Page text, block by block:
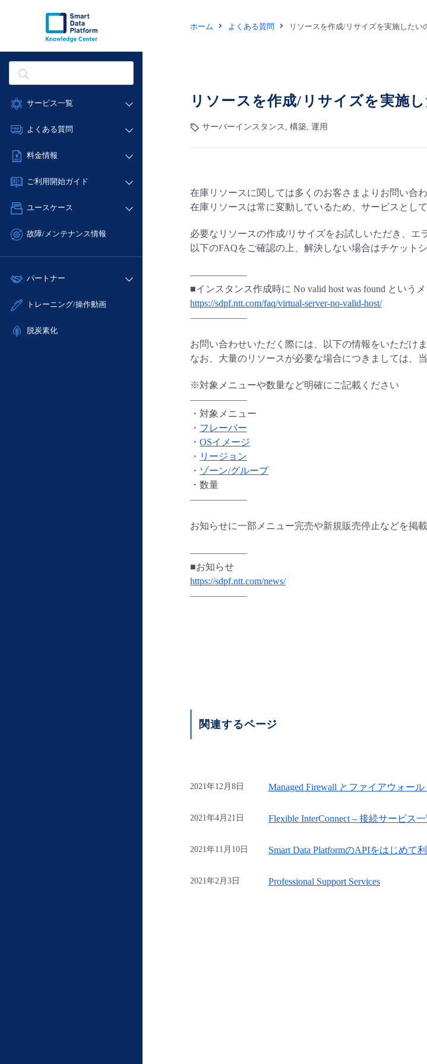
サービス一覧
データ利活用
ネットワーク
IoT
サポート
管理機能
よくある質問
データ利活用
ネットワーク
IoT
サポート
管理機能
すべてのメニューを見る
料金情報
料金シミュレーター
クラウド/サーバー
ネットワーク
サポート
すべてのメニューを見る
ご利用開始ガイド
■ 管理機能
- 初期設定・確認
- ユーザー機能の管理
- APIリファレンス
ユースケース
- バックアップ
- IoT
- ITインフラストラクチャー
故障/メンテナンス情報
サービス稼働状況
故障/メンテナンス履歴
定期メンテナンス
パートナー
販売パートナー向けプログラム
トレーニング/操作動画
脱炭素化
ホーム よくある質問 リソースを作成/リサイズを実施した
リソースを作成/リサイズを実施
サーバーインスタンス, 構築, 運用
在庫リソースに関しては多くのお客さまよりお問い合
在庫リソースは常に変動しているため、サービスとし
必要なリソースの作成/リサイズをお試しいただき、エ
以下のFAQをご確認の上、解決しない場合はチケット
——————
■インスタンス作成時に No valid host was found という
https://sdpf.ntt.com/faq/virtual-server-no-valid-host/
——————
お問い合わせいただく際には、以下の情報をいただけ
なお、大量のリソースが必要な場合につきましては、
※対象メニューや数量など明確にご記載ください
——————
・対象メニュー
・ フレーバー
・ OSイメージ
・ リージョン
・ ゾーン/グループ
・数量
——————
お知らせに一部メニュー完売や新規販売停止などを掲
——————
■お知らせ
https://sdpf.ntt.com/news/
——————
関連するページ
2021年12月8日 Managed Firewall とファイアウォー
2021年4月21日 Flexible InterConnect – 接続サービス
2021年11月10日 Smart Data PlatformのAPIをはじめて
2021年2月3日 Professional Support Services